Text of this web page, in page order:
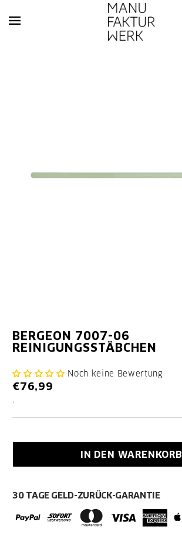
BERGEON 7007-06
REINIGUNGSSTÄBCHEN
Noch keine Bewertung
€76,99
.
IN DEN WARENKORB
30 TAGE GELD-ZURÜCK-GARANTIE